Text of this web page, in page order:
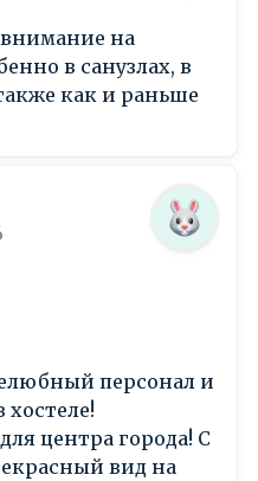
на
в санузлах, в
как и раньше
персонал и
центра города! С
вид на